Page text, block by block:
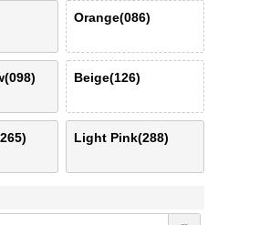
Orange(086)
Beige(126)
Light Pink(288)